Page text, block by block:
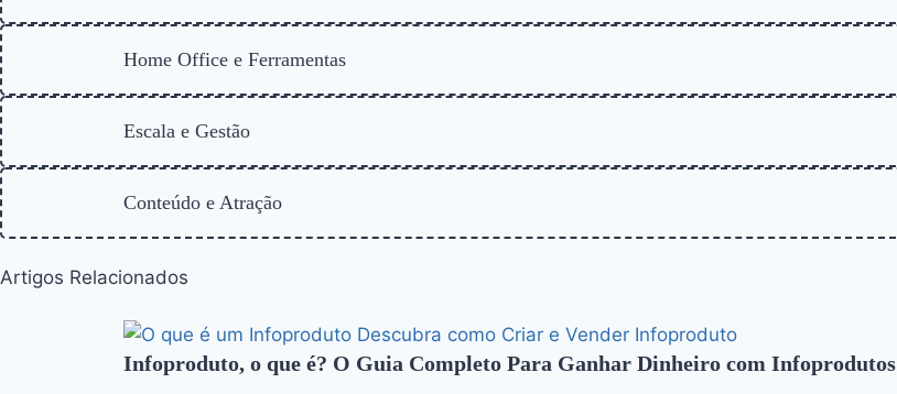
Home Office e Ferramentas
Escala e Gestão
Conteúdo e Atração
Artigos Relacionados
Infoproduto, o que é? O Guia Completo Para Ganhar Dinheiro com Infoprodutos